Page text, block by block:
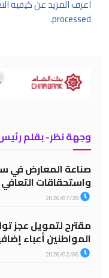
اعرف المزيد عن كيفية
processed
.
وجهة نظر- بقلم رئيس
صناعة المعارض في
واستحقاقات
مقترح لتمويل عجز
المواطنين أعباء